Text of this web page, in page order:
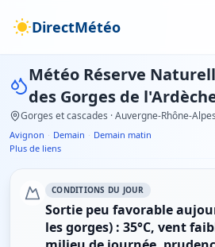
DirectMétéo
Météo Réserve
des Gorges de
Gorges et cascades · Auvergne-Rhône-Alpes
Avignon · Demain · Demain matin
Plus de liens
CONDITIONS DU JOUR
Sortie peu favorable
les gorges) : 35°C, vent